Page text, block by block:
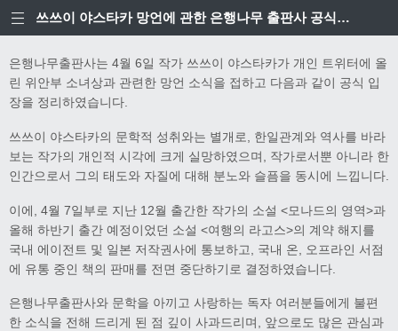
쓰쓰이 야스타카 망언에 관한 은행나무 출판사 공식입장
은행나무출판사는 4월 6일 작가 쓰쓰이 야스타카가 개인 트위터에 올
린 위안부 소녀상과 관련한 망언 소식을 접하고 다음과 같이 공식 입
장을 정리하였습니다.
쓰쓰이 야스타카의 문학적 성취와는 별개로, 한일관계와 역사를 바라
보는 작가의 개인적 시각에 크게 실망하였으며, 작가로서뿐 아니라 한
인간으로서 그의 태도와 자질에 대해 분노와 슬픔을 동시에 느낍니다.
이에, 4월 7일부로 지난 12월 출간한 작가의 소설 <모나드의 영역>과
올해 하반기 출간 예정이었던 소설 <여행의 라고스>의 계약 해지를
국내 에이전트 및 일본 저작권사에 통보하고, 국내 온, 오프라인 서점
에 유통 중인 책의 판매를 전면 중단하기로 결정하였습니다.
은행나무출판사와 문학을 아끼고 사랑하는 독자 여러분들에게 불편
한 소식을 전해 드리게 된 점 깊이 사과드리며, 앞으로도 많은 관심과